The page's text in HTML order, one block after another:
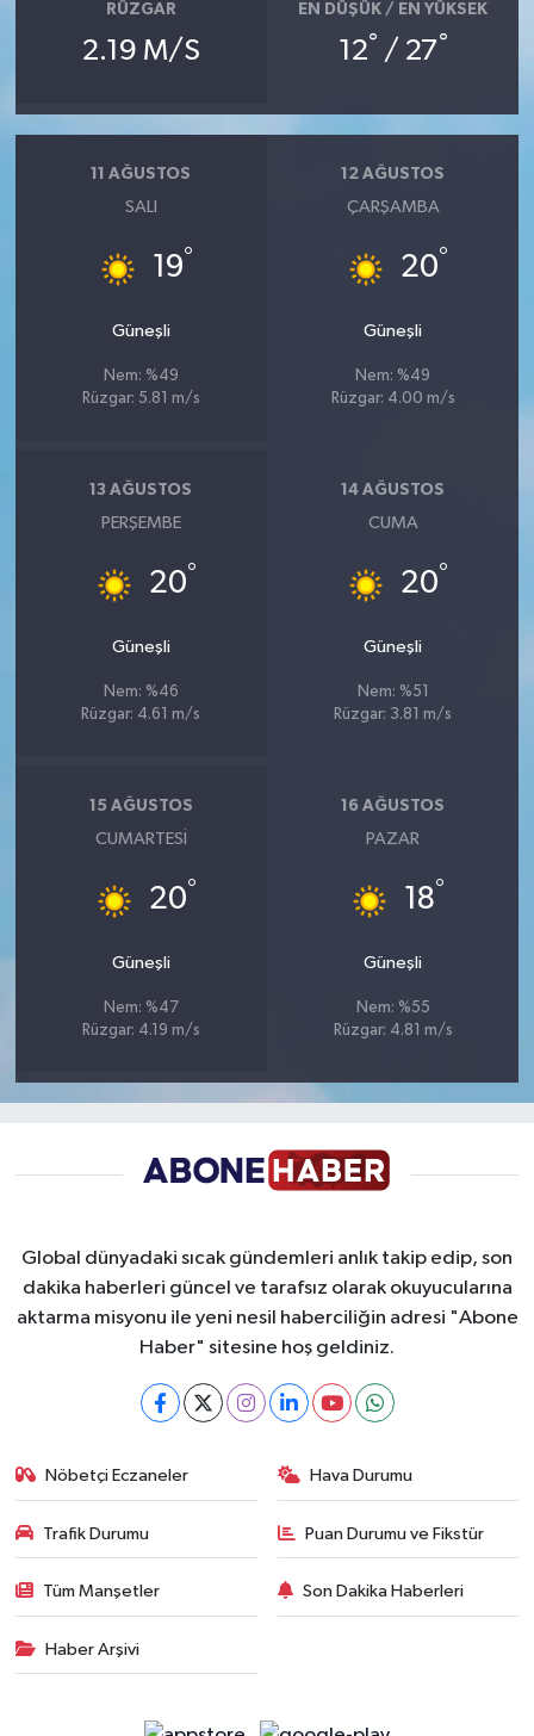
RÜZGAR
2.19 M/S
EN DÜŞÜK / EN YÜKSEK
12° / 27°
11 AĞUSTOS
SALI
19°
Güneşli
Nem: %49
Rüzgar: 5.81 m/s
12 AĞUSTOS
ÇARŞAMBA
20°
Güneşli
Nem: %49
Rüzgar: 4.00 m/s
13 AĞUSTOS
PERŞEMBE
20°
Güneşli
Nem: %46
Rüzgar: 4.61 m/s
14 AĞUSTOS
CUMA
20°
Güneşli
Nem: %51
Rüzgar: 3.81 m/s
15 AĞUSTOS
CUMARTESI
20°
Güneşli
Nem: %47
Rüzgar: 4.19 m/s
16 AĞUSTOS
PAZAR
18°
Güneşli
Nem: %55
Rüzgar: 4.81 m/s
Global dünyadaki sıcak gündemleri anlık takip edip, son
dakika haberleri güncel ve tarafsız olarak okuyucularına
aktarma misyonu ile yeni nesil haberciliğin adresi "Abone
Haber" sitesine hoş geldiniz.
Nöbetçi Eczaneler Hava Durumu
Trafik Durumu Puan Durumu ve Fikstür
Tüm Manşetler Son Dakika Haberleri
Haber Arşivi